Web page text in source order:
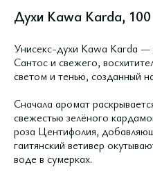
Духи Kawa Karda,
Унисекс-духи Kawa Karda —
Сантос и свежего,
светом и тенью, созданный
Сначала аромат
свежестью зелёного
роза Центифолия,
гаитянский ветивер
воде в сумерках.